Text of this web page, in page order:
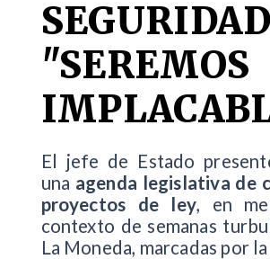
"SEREMOS
El jefe de Estado
una agenda legislativa de
proyectos de ley, en
contexto de semanas
La Moneda, marcadas por